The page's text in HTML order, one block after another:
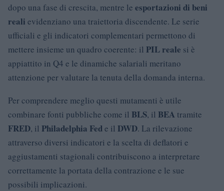
dopo una fase di crescita, mentre le esportazioni di beni
reali evidenziano una traiettoria discendente. Le serie
ufficiali e gli indicatori complementari permettono di
mettere insieme un quadro coerente: il PIL reale si è
appiattito in Q4 e le dinamiche salariali meritano
attenzione per valutare la tenuta della domanda interna.
Per comprendere meglio questi mutamenti è utile
combinare fonti pubbliche come il BLS, il BEA tramite
FRED, il Philadelphia Fede il DWD. La rilevazione
attraverso diversi indicatori e la scelta di deflatori e
aggiustamenti stagionali contribuiscono a interpretare
correttamente la portata della contrazione e le sue
possibili implicazioni.